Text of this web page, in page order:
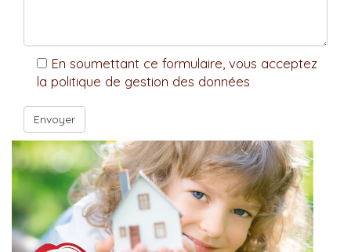
En soumettant ce formulaire, vous acceptez
la politique de gestion des données